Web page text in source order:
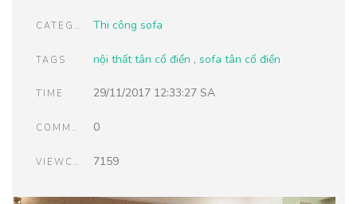
CATEGORIES Thi công sofa
TAGS nội thất tân cổ điển , sofa tân cổ điển
TIME 29/11/2017 12:33:27 SA
COMMENTS 0
VIEWCOUNT 7159